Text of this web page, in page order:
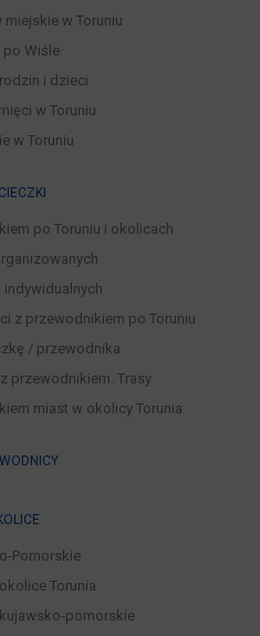
miejskie w Toruniu
po Wiśle
i dzieci
w Toruniu
w Toruniu
po Toruniu i okolicach
indywidualnych
z przewodnikiem po Toruniu
/ przewodnika
przewodnikiem. Trasy
miast w okolicy Torunia
Pomorskie
Torunia
pomorskie